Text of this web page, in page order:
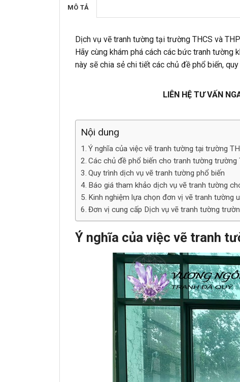
MÔ TẢ
Dịch vụ vẽ tranh tường tại trường THCS và
Hãy cùng khám phá cách các bức tranh tường
này sẽ chia sẻ chi tiết các chủ đề phổ biến,
LIÊN HỆ TƯ VẤN
Nội dung
Ý nghĩa của việc vẽ tranh tường tại trường
Các chủ đề phổ biến cho tranh tường trường
Quy trình dịch vụ vẽ tranh tường phổ biến
Báo giá tham khảo dịch vụ vẽ tranh tường
Kinh nghiệm lựa chọn đơn vị vẽ tranh tường
Đơn vị cung cấp Dịch vụ vẽ tranh tường
Ý nghĩa của việc vẽ tranh